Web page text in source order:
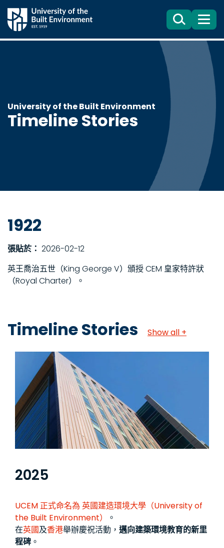
Search
目
錄
University of the Built Environment
Timeline Stories
1922
張貼於： 2026-02-12
英王喬治五世（King George V）頒授 CEM 皇家特許狀
（Royal Charter）。
Timeline Stories Show all +
2025
UCEM 正式命名為 英國建造環境大學（University of
the Built Environment）
。
在英國及香港舉辦慶祝活動， 邁向建築環境教育的新里
程碑 。